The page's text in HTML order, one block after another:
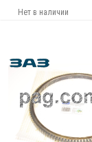
Нет в наличии